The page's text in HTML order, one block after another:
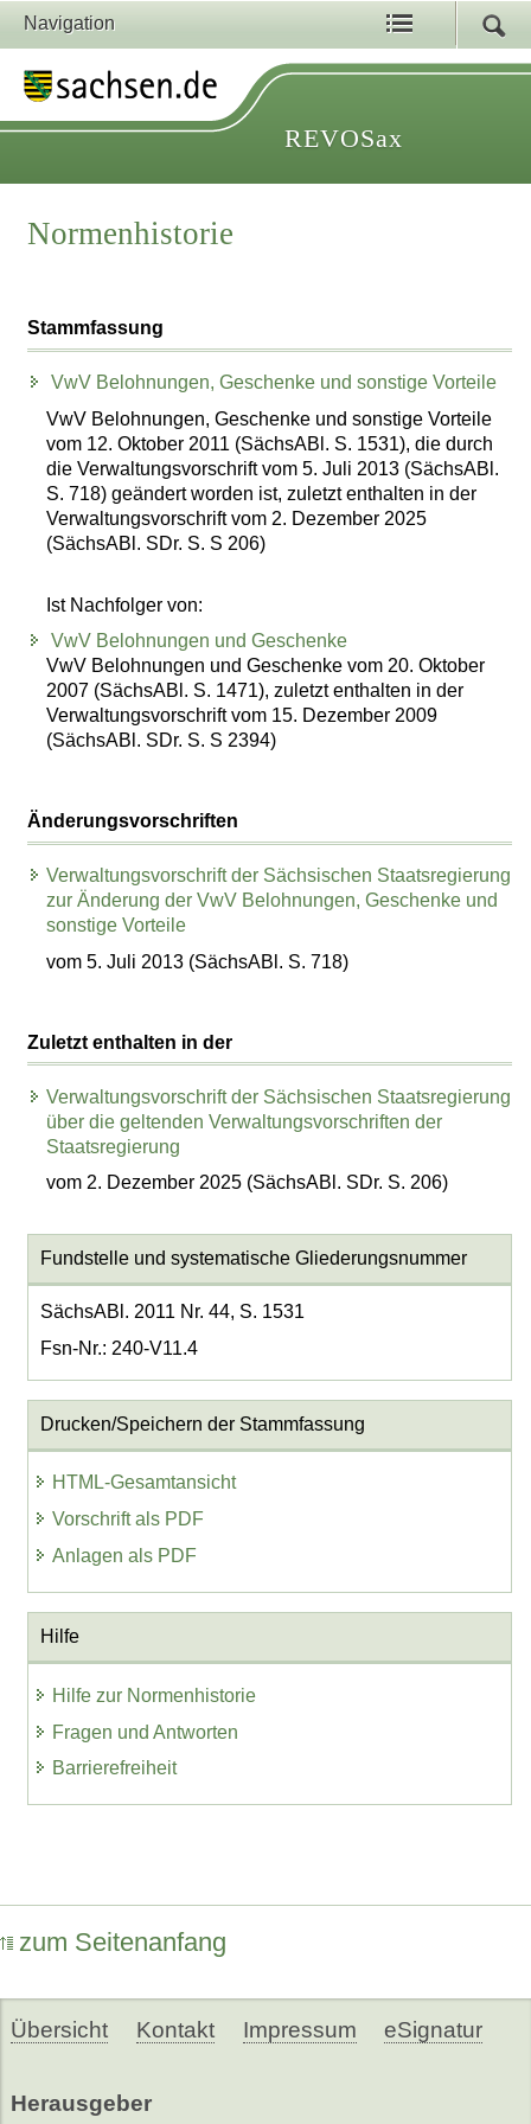
Navigation
REVOSax
Normenhistorie
Stammfassung
VwV Belohnungen, Geschenke und sonstige Vorteile
VwV Belohnungen, Geschenke und sonstige Vorteile
vom 12. Oktober 2011 (SächsABl. S. 1531), die durch
die Verwaltungsvorschrift vom 5. Juli 2013 (SächsABl.
S. 718) geändert worden ist, zuletzt enthalten in der
Verwaltungsvorschrift vom 2. Dezember 2025
(SächsABl. SDr. S. S 206)
Ist Nachfolger von:
VwV Belohnungen und Geschenke
VwV Belohnungen und Geschenke vom 20. Oktober
2007 (SächsABl. S. 1471), zuletzt enthalten in der
Verwaltungsvorschrift vom 15. Dezember 2009
(SächsABl. SDr. S. S 2394)
Änderungsvorschriften
Verwaltungsvorschrift der Sächsischen Staatsregierung
zur Änderung der VwV Belohnungen, Geschenke und
sonstige Vorteile
vom 5. Juli 2013 (SächsABl. S. 718)
Zuletzt enthalten in der
Verwaltungsvorschrift der Sächsischen Staatsregierung
über die geltenden Verwaltungsvorschriften der
Staatsregierung
vom 2. Dezember 2025 (SächsABl. SDr. S. 206)
Fundstelle und systematische Gliederungsnummer
SächsABl. 2011 Nr. 44, S. 1531
Fsn-Nr.: 240-V11.4
Drucken/Speichern der Stammfassung
HTML-Gesamtansicht
Vorschrift als PDF
Anlagen als PDF
Hilfe
Hilfe zur Normenhistorie
Fragen und Antworten
Barrierefreiheit
zum Seitenanfang
Übersicht Kontakt Impressum eSignatur
Herausgeber